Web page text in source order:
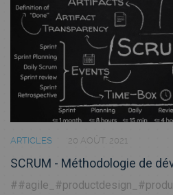
ARTICLES 20 AOÛT, 2021
SCRUM - Méthodologie de